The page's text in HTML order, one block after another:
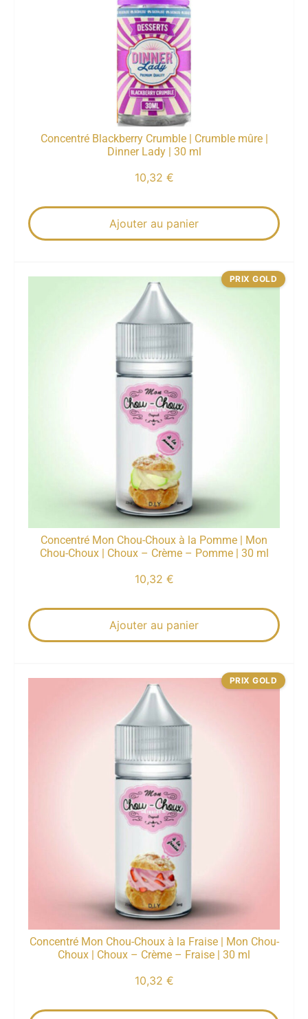
Concentré Blackberry Crumble | Crumble mûre |
Dinner Lady | 30 ml
10,32 €
Ajouter au panier
Concentré Mon Chou-Choux à la Pomme | Mon
Chou-Choux | Choux – Crème – Pomme | 30 ml
10,32 €
Ajouter au panier
PRIX GOLD
Concentré Mon Chou-Choux à la Fraise | Mon Chou-
Choux | Choux – Crème – Fraise | 30 ml
10,32 €
PRIX GOLD